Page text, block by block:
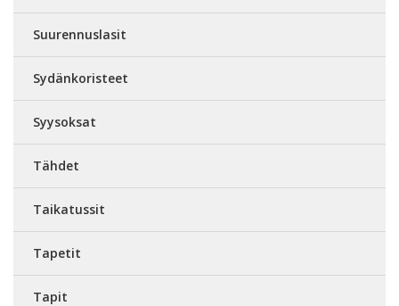
Suurennuslasit
Sydänkoristeet
Syysoksat
Tähdet
Taikatussit
Tapetit
Tapit